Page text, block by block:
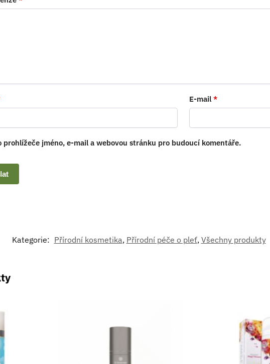
E-mail*
prohlížeče jméno, e-mail a webovou stránku pro budoucí komentáře.
Kategorie: Přírodní kosmetika, Přírodní péče o pleť, Všechny produkty